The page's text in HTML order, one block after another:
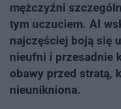
mężczyźni
tym uczuciem. AI
najczęściej boją się
nieufni i przesadnie
obawy przed stratą,
nieunikniona.